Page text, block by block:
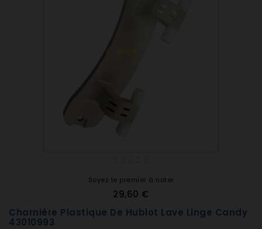
Soyez le premier à noter
29,60 €
Charnière Plastique De Hublot Lave Linge Candy
43010993